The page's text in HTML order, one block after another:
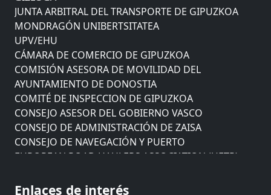
JUNTA ARBITRAL DEL TRANSPORTE DE GIPUZKOA
MONDRAGÓN UNIBERTSITATEA
UPV/EHU
CÁMARA DE COMERCIO DE GIPUZKOA
COMISIÓN ASESORA DE MOVILIDAD DEL
AYUNTAMIENTO DE DONOSTIA
COMITÉ DE INSPECCION DE GIPUZKOA
CONSEJO ASESOR DEL GOBIERNO VASCO
CONSEJO DE ADMINISTRACIÓN DE ZAISA
CONSEJO DE NAVEGACIÓN Y PUERTO
EUROPEAN ROAD HAULERS ASSOCIATION (UETR)
EXPOLOGÍSTICA
Enlaces de interés